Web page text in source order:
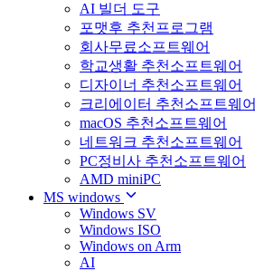
AI 빌더 도구
포맷후 추천프로그램
회사무료소프트웨어
학교생활 추천소프트웨어
디자이너 추천소프트웨어
크리에이터 추천소프트웨어
macOS 추천소프트웨어
네트워크 추천소프트웨어
PC정비사 추천소프트웨어
AMD miniPC
MS windows
Windows SV
Windows ISO
Windows on Arm
AI